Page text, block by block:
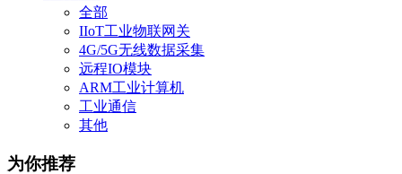
全部
IIoT工业物联网关
4G/5G无线数据采集
远程IO模块
ARM工业计算机
工业通信
其他
为你推荐